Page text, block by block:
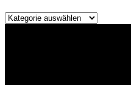
Kategorien